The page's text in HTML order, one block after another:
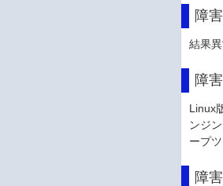
障
結果
障
Linux
ンジ
ープ
障